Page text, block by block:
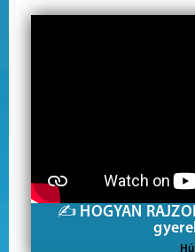
✍ HOGYAN